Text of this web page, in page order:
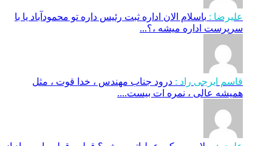
علیرضا : باسلام الان اداره ثبت رئیس داره تو محمودآباد یا با
سرپرست اداره میشه ،؟...
قاسم ایرجی راد : درود جناب مهندس ، خدا قوت ، مثل
همیشه عالی ، نمره ات بیست....